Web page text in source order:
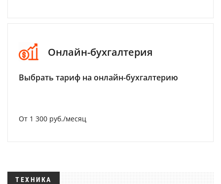
Онлайн-бухгалтерия
Выбрать тариф на онлайн-бухгалтерию
От 1 300 руб./месяц
ТЕХНИКА